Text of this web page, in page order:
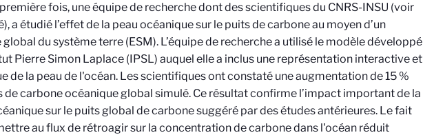
fois, une équipe de recherche dont des scientifiques du CNRS-INSU (voir
a étudié l’effet de la peau océanique sur le puits de carbone au moyen d’un
du système terre (ESM). L’équipe de recherche a utilisé le modèle développé
Pierre Simon Laplace (IPSL) auquel elle a inclus une représentation interactive et
de la peau de l'océan. Les scientifiques ont constaté une augmentation de 15 %
de carbone océanique global simulé. Ce résultat confirme l’impact important de la
sur le puits global de carbone suggéré par des études antérieures. Le fait
au flux de rétroagir sur la concentration de carbone dans l'océan réduit